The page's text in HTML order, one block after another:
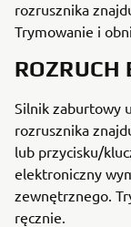
rozrusznika
Trymowanie i
ROZRUCH
Silnik zaburtowy
rozrusznika
lub przycisku/
elektroniczny
zewnętrznego.
ręcznie.